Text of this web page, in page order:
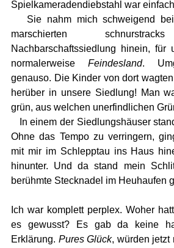
Spielkameradendiebstahl war
Sie nahm mich schweigend
marschierten
Nachbarschaftssiedlung hinein, für
normalerweise Feindesland.
genauso. Die Kinder von dort
herüber in unsere Siedlung! Man
grün, aus welchen unerfindlichen
In einem der Siedlungshäuser
Ohne das Tempo zu verringern,
mit mir im Schlepptau ins Haus
hinunter. Und da stand mein
berühmte Stecknadel im Heuhaufen
Ich war komplett perplex. Woher
es gewusst? Es gab da keine
Erklärung. Pures Glück, würden jetzt